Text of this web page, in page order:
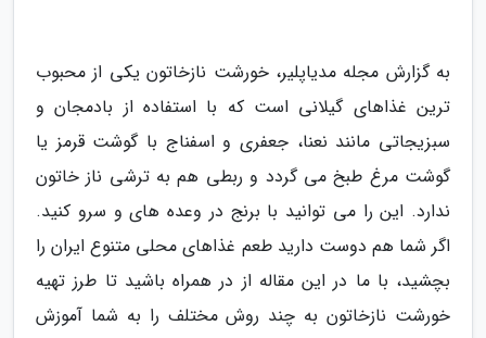
به گزارش مجله مدیاپلیر، خورشت نازخاتون یکی از محبوب
ترین غذاهای گیلانی است که با استفاده از بادمجان و
سبزیجاتی مانند نعنا، جعفری و اسفناج با گوشت قرمز یا
گوشت مرغ طبخ می گردد و ربطی هم به ترشی ناز خاتون
ندارد. این را می توانید با برنج در وعده های و سرو کنید.
اگر شما هم دوست دارید طعم غذاهای محلی متنوع ایران را
بچشید، با ما در این مقاله از در همراه باشید تا طرز تهیه
خورشت نازخاتون به چند روش مختلف را به شما آموزش